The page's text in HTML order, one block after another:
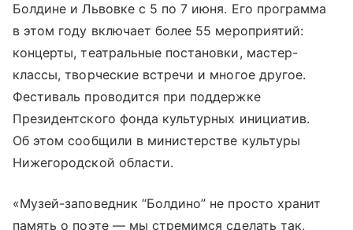
Болдине и Львовке с 5 по 7 июня. Его программа
в этом году включает более 55 мероприятий:
концерты, театральные постановки, мастер-
классы, творческие встречи и многое другое.
Фестиваль проводится при поддержке
Президентского фонда культурных инициатив.
Об этом сообщили в министерстве культуры
Нижегородской области.
«Музей-заповедник “Болдино” не просто хранит
память о поэте — мы стремимся сделать так,